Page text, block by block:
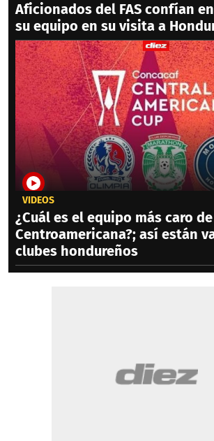
Aficionados del FAS confían
su equipo en su visita a
VIDEOS
¿Cuál es el equipo más caro
Centroamericana?; así están
clubes hondureños